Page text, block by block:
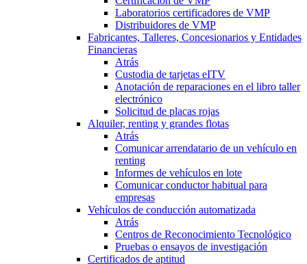
Laboratorios certificadores de VMP
Distribuidores de VMP
Fabricantes, Talleres, Concesionarios y Entidades
Financieras
Atrás
Custodia de tarjetas eITV
Anotación de reparaciones en el libro taller
electrónico
Solicitud de placas rojas
Alquiler, renting y grandes flotas
Atrás
Comunicar arrendatario de un vehículo en
renting
Informes de vehículos en lote
Comunicar conductor habitual para
empresas
Vehículos de conducción automatizada
Atrás
Centros de Reconocimiento Tecnológico
Pruebas o ensayos de investigación
Certificados de aptitud